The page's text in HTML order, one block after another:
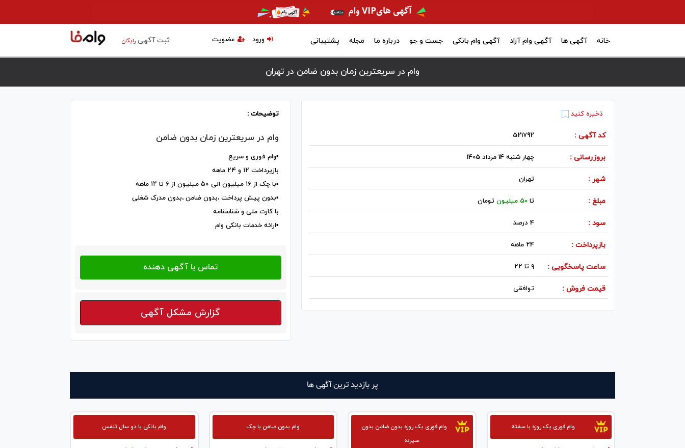
ثبت آگهیرایگان عضویت ورود خانه آگهی ها آگهی وام آزاد آگهی وام بانکی جست و جو درباره ما مجله پشتیبانی
وام در سریعترین زمان بدون ضامن در تهران
ذخیره کنید
کد آگهی : 521792
بروزرسانی : چهار شنبه 14 مرداد 1405
شهر : تهران
مبلغ : تا50 میلیون تومان
سود : 4 درصد
بازپرداخت : 24 ماهه
ساعت پاسخگویی : ۹ تا ۲۲
قیمت فروش : توافقی
توضیحات :
وام در سریعترین زمان بدون ضامن
▪️وام فوری و سریع
بازپرداخت ۱۲ و ۲۴ ماهه
▪️با چک از ۱۶ میلیون الی ۵۰ میلیون از ۶ تا ۱۲ ماهه
▪️بدون پیش پرداخت ،بدون ضامن ،بدون مدرک شغلی
با کارت ملی و شناسنامه
▪️ارائه خدمات بانکی وام
گزارش مشکل آگهی
پر بازدید ترین آگهی ها
وام فوری یک روزه با سفته
وام فوری یک روزه بدون ضامن بدون
سپرده
وام بدون ضامن با چک وام بانکی با دو سال تنفس